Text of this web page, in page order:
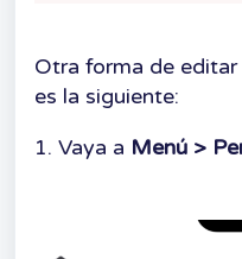
Otra forma de
es la siguiente:
1. Vaya a Menú >